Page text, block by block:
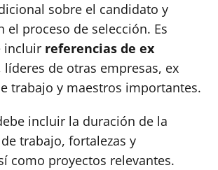
sobre el candidato y
el proceso de selección. Es
incluir referencias de ex
líderes de otras empresas, ex
trabajo y maestros importantes.
incluir la duración de la
trabajo, fortalezas y
como proyectos relevantes.